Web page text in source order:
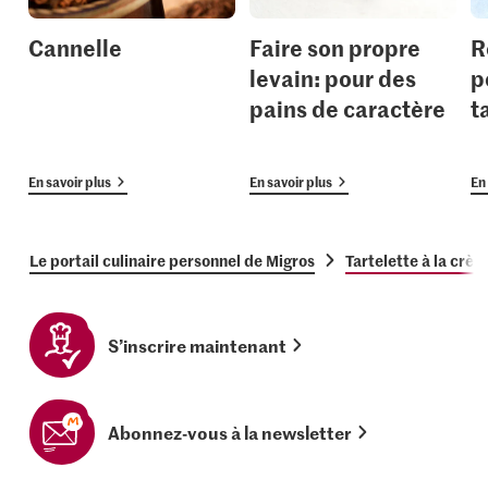
Cannelle
En savoir plus
Faire son propre
levain: pour des
pains de caractère
En savoir plus
Le portail culinaire personnel de Migros Tartelette à la
S’inscrire maintenant
Abonnez-vous à la newsletter